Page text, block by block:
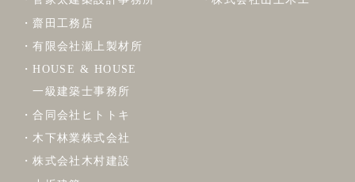
齋田工務店
有限会社瀬上製材所
HOUSE & HOUSE
一級建築士事務所
合同会社ヒトトキ
木下林業株式会社
株式会社木村建設